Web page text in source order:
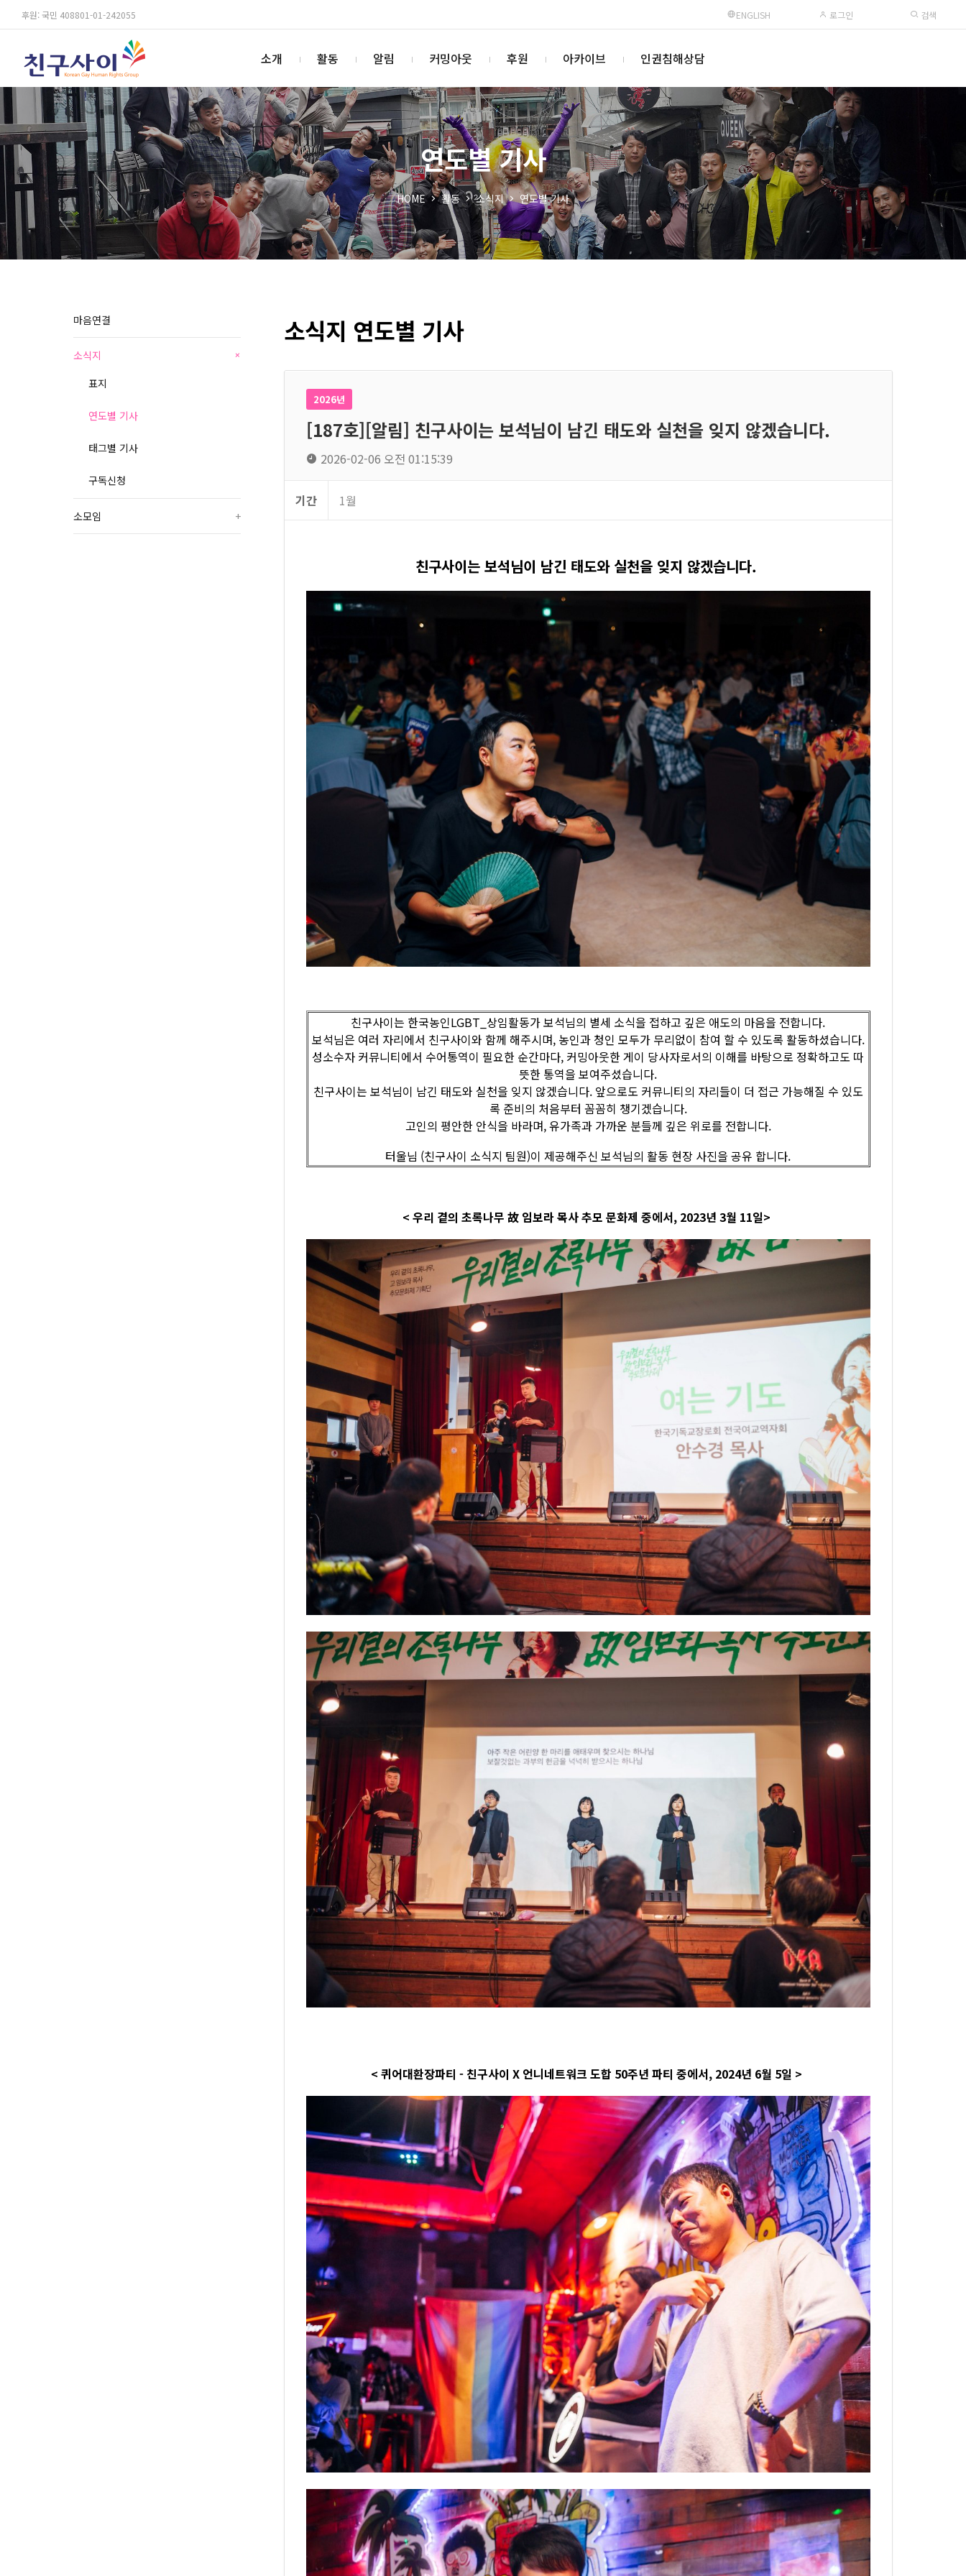
후원: 국민 408801-01-242055 ENGLISH 로그인 검색
소개 활동 알림 커밍아웃 후원 아카이브 인권침해상담
연도별 기사
HOME 활동 소식지 연도별 기사
마음연결
소식지 +
표지
연도별 기사
태그별 기사
구독신청
소모임 +
소식지 연도별 기사
2026년
[187호][알림] 친구사이는 보석님이 남긴 태도와 실천을 잊지 않겠습니다.
2026-02-06 오전 01:15:39
기간 1월
친구사이는 보석님이 남긴 태도와 실천을 잊지 않겠습니다.
친구사이는 한국농인LGBT_상임활동가 보석님의 별세 소식을 접하고 깊은 애도의 마음을 전합니다.
보석님은 여러 자리에서 친구사이와 함께 해주시며, 농인과 청인 모두가 무리없이 참여 할 수 있도록 활동하셨습니다.
성소수자 커뮤니티에서 수어통역이 필요한 순간마다, 커밍아웃한 게이 당사자로서의 이해를 바탕으로 정확하고도 따
뜻한 통역을 보여주셨습니다.
친구사이는 보석님이 남긴 태도와 실천을 잊지 않겠습니다. 앞으로도 커뮤니티의 자리들이 더 접근 가능해질 수 있도
록 준비의 처음부터 꼼꼼히 챙기겠습니다.
고인의 평안한 안식을 바라며, 유가족과 가까운 분들께 깊은 위로를 전합니다.
터울님 (친구사이 소식지 팀원)이 제공해주신 보석님의 활동 현장 사진을 공유 합니다.
< 우리 곁의 초록나무 故 임보라 목사 추모 문화제 중에서, 2023년 3월 11일>
< 퀴어대환장파티 - 친구사이 X 언니네트워크 도합 50주년 파티 중에서, 2024년 6월 5일 >